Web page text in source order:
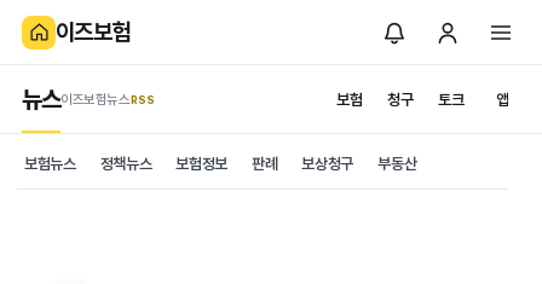
이즈보험
보험 청구
뉴스이즈보험뉴스.RSS 토크 앱
보험뉴스 정책뉴스 보험정보 판례 보상청구 부동산